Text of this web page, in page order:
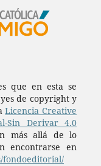
que en esta se
de copyright y
Licencia Creative
Sin Derivar 4.0
más allá de lo
encontrarse en
fondoeditorial/